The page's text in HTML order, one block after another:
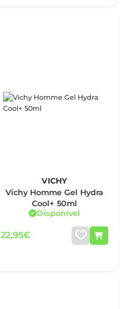
VICHY
Vichy Homme Gel Hydra
Cool+ 50ml
Disponível
22,95€